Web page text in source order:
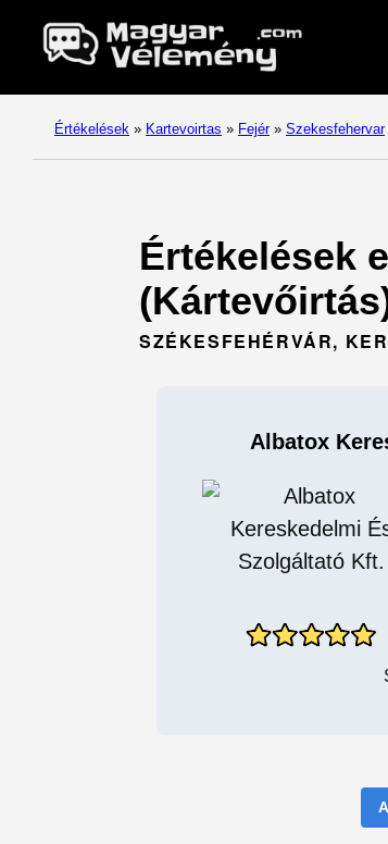
Értékelések » Kartevoirtas » Fejér » Szekesfehervar
Értékelések
SZÉKESFEHÉRVÁR,
Albatox